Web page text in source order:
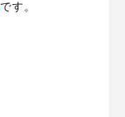
です 。